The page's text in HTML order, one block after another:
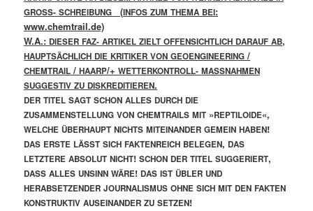
GROSS- SCHREIBUNG (INFOS ZUM THEMA BEI:
www.chemtrail.de)
W.A.: DIESER FAZ- ARTIKEL ZIELT OFFENSICHTLICH DARAUF AB,
HAUPTSÄCHLICH DIE KRITIKER VON GEOENGINEERING /
CHEMTRAIL /HAARP/+WETTERKONTROLL- MASSNAHMEN
SUGGESTIV ZU DISKREDITIEREN.
DER TITEL SAGT SCHON ALLES DURCH DIE
ZUSAMMENSTELLUNG VON CHEMTRAILS MIT »REPTILOIDE«,
WELCHE ÜBERHAUPT NICHTS MITEINANDER GEMEIN HABEN!
DAS ERSTE LÄSST SICH FAKTENREICH BELEGEN, DAS
LETZTERE ABSOLUT NICHT!SCHON DER TITEL SUGGERIERT,
DASS ALLES UNSINN WÄRE! DAS IST ÜBLER UND
HERABSETZENDER JOURNALISMUS OHNE SICH MIT DEN FAKTEN
KONSTRUKTIV AUSEINANDER ZU SETZEN!